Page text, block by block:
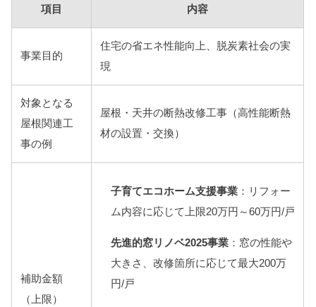
項目 内容
事業目的
住宅の省エネ性能向上、脱炭素社会の実
現
対象となる
屋根関連工
事の例
屋根・天井の断熱改修工事（高性能断熱
材の設置・交換）
補助金額
（上限）
子育てエコホーム支援事業 ：リフォー
ム内容に応じて上限20万円～60万円/戸
先進的窓リノベ2025事業 ：窓の性能や
大きさ、改修箇所に応じて最大200万
円/戸